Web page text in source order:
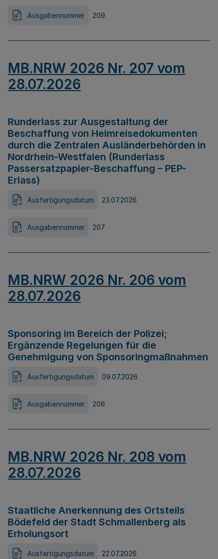
Ausgabennummer 209
MB.NRW 2026 Nr. 207 vom
28.07.2026
Runderlass zur Ausgestaltung der
Beschaffung von Heimreisedokumenten
durch die Zentralen Ausländerbehörden in
Nordrhein-Westfalen (Runderlass
Passersatzpapier-Beschaffung – PEP-
Erlass)
Ausfertigungsdatum 23.07.2026
Ausgabennummer 207
MB.NRW 2026 Nr. 206 vom
28.07.2026
Sponsoring im Bereich der Polizei;
Ergänzende Regelungen für die
Genehmigung von Sponsoringmaßnahmen
Ausfertigungsdatum 09.07.2026
Ausgabennummer 206
MB.NRW 2026 Nr. 208 vom
28.07.2026
Staatliche Anerkennung des Ortsteils
Bödefeld der Stadt Schmallenberg als
Erholungsort
Ausfertigungsdatum 22.07.2026